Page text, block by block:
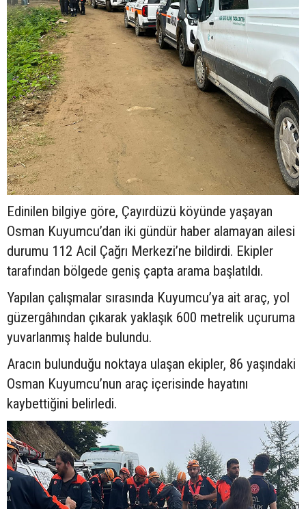
Edinilen bilgiye göre, Çayırdüzü köyünde yaşayan
Osman Kuyumcu’dan iki gündür haber alamayan ailesi
durumu 112 Acil Çağrı Merkezi’ne bildirdi. Ekipler
tarafından bölgede geniş çapta arama başlatıldı.
Yapılan çalışmalar sırasında Kuyumcu’ya ait araç, yol
güzergâhından çıkarak yaklaşık 600 metrelik uçuruma
yuvarlanmış halde bulundu.
Aracın bulunduğu noktaya ulaşan ekipler, 86 yaşındaki
Osman Kuyumcu’nun araç içerisinde hayatını
kaybettiğini belirledi.